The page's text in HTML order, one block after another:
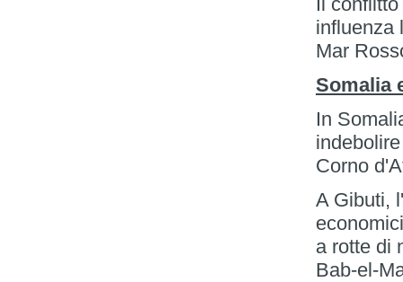
influenza
Mar
Somalia
In
Corno
A Gibuti,
a rotte di
Bab-el-